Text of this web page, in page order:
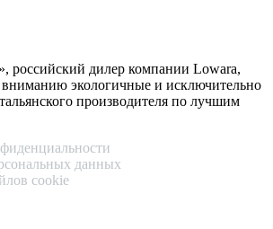
российский дилер компании Lowara,
экологичные и исключительно
производителя по лучшим
данных
cookie